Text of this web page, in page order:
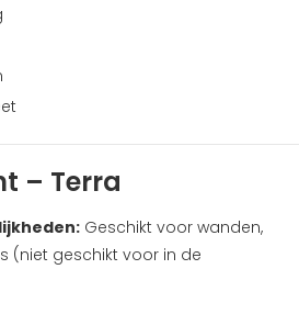
– Terra
Geschikt voor wanden,
(niet geschikt voor in de